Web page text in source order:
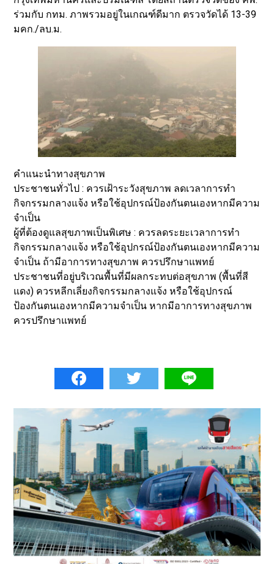
ร่วมกับ กทม. ภาพรวมอยู่ในเกณฑ์ดีมาก ตรวจวัดได้ 13-39
มคก./ลบ.ม.
คำแนะนำทางสุขภาพ
ประชาชนทั่วไป : ควรเฝ้าระวังสุขภาพ ลดเวลาการทำ
กิจกรรมกลางแจ้ง หรือใช้อุปกรณ์ป้องกันตนเองหากมีความ
จำเป็น
ผู้ที่ต้องดูแลสุขภาพเป็นพิเศษ : ควรลดระยะเวลาการทำ
กิจกรรมกลางแจ้ง หรือใช้อุปกรณ์ป้องกันตนเองหากมีความ
จำเป็น ถ้ามีอาการทางสุขภาพ ควรปรึกษาแพทย์
ประชาชนที่อยู่บริเวณพื้นที่มีผลกระทบต่อสุขภาพ (พื้นที่สี
แดง) ควรหลีกเลี่ยงกิจกรรมกลางแจ้ง หรือใช้อุปกรณ์
ป้องกันตนเองหากมีความจำเป็น หากมีอาการทางสุขภาพ
ควรปรึกษาแพทย์